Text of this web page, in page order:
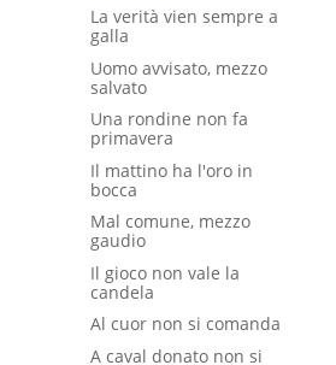
La verità vien sempre a
galla
Uomo avvisato, mezzo
salvato
Una rondine non fa
primavera
Il mattino ha l'oro in
bocca
Mal comune, mezzo
gaudio
Il gioco non vale la
candela
Al cuor non si comanda
A caval donato non si